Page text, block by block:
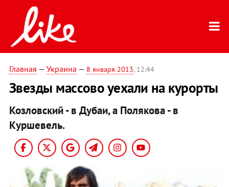
Главная — Украина — 8 января 2013, 12:44
Звезды массово уехали на курорты
Козловский - в Дубаи, а Полякова - в
Куршевель.